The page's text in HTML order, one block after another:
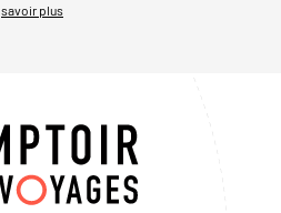
savoir plus